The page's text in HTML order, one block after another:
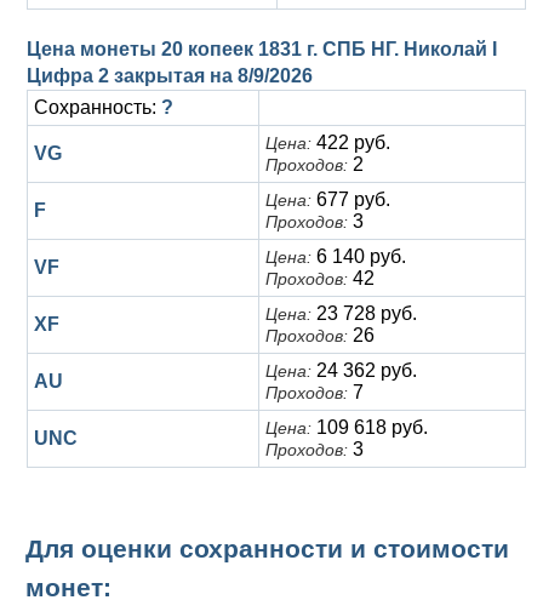
Цена монеты 20 копеек 1831 г. СПБ НГ. Николай I
Цифра 2 закрытая на 8/9/2026
Сохранность: ?
VG Цена: 422 руб.
Проходов: 2
F Цена: 677 руб.
Проходов: 3
VF Цена: 6 140 руб.
Проходов: 42
XF Цена: 23 728 руб.
Проходов: 26
AU Цена: 24 362 руб.
Проходов: 7
UNC Цена: 109 618 руб.
Проходов: 3
Для оценки сохранности и стоимости
монет: